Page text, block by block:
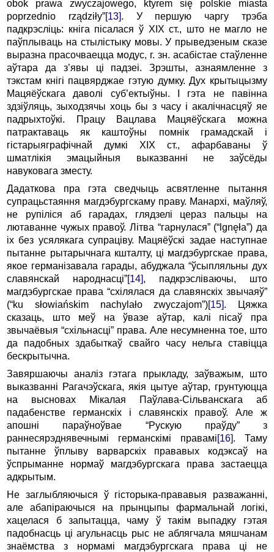
obok prawa zwyczajowego, ktуrem się polskie miasta
poprzednio rządziły”[13]. У першую чаргу трэба
падкрэсліць: кніга пісалася ў XIX ст., што не магло не
паўплываць на стылістыку мовы. У прыведзеным сказе
выразна прасочваецца модус, г. зн. асабістае стаўленне
аўтара да з’явы ці падзеі. Зрэшты, азнаямленне з
тэкстам кнігі пацвярджае гэтую думку. Дух крытыцызму
Мацяёўскага даволі суб’ектыўны. І гэта не павінна
здзіўляць, зыходзячы хоць бы з часу і акалічнасцяў яе
падрыхтоўкі. Працу Вацлава Мацяёўскага можна
патрактаваць як каштоўны помнік грамадскай і
гістарыяграфічнай думкі XIX ст., афарбаваны ў
шматлікія эмацыйныя выказванні не заўсёды
навуковага зместу.
Дадаткова пра гэта сведчыць асвятленне пытання
супрацьстаяння магдэбургскаму праву. Манархі, маўляў,
не рупіліся аб гарадах, глядзелі цераз пальцы на
лютаванне чужых правоў. Літва “гарнулася” (“lgnęła”) да
іх без усялякага супраціву. Мацяёўскі задае наступнае
пытанне рытарычнага кшталту, ці магдэбургскае права,
якое германізавала гарады, абуджала “ўсыпляльны дух
славянскай народнасці”[14], падкрэсліваючы, што
магдэбургскае права “схілялася да славянскіх звычаяў”
(“ku słowiańskim nachylało zwyczajom”)[15]. Цяжка
сказаць, што меў на ўвазе аўтар, калі пісаў пра
звычаёвыя “схільнасці” права. Але несумненна тое, што
да падобных здабыткаў свайго часу нельга ставіцца
бескрытычна.
Завяршаючы аналіз гэтага прыкладу, заўважым, што
выказванні Рагачэўскага, якія цытуе аўтар, грунтуюцца
на высновах Мікалая Паўлава-Сільванскага аб
падабенстве германскіх і славянскіх правоў. Але ж
апошні параўноўвае “Рускую праўду” з
раннесярэднявечнымі германскімі правамі[16]. Таму
пытанне ўплыву варварскіх прававых кодэксаў на
ўспрыманне нормаў магдэбургскага права застаецца
адкрытым.
Не заглыбляючыся ў гісторыка-прававыя разважанні,
але абапіраючыся на прынцыпы фармальнай логікі,
хацелася б запытацца, чаму ў такім выпадку гэтая
падобнасць ці агульнасць рыс не аблягчала мяшчанам
знаёмства з нормамі магдэбургскага права ці не